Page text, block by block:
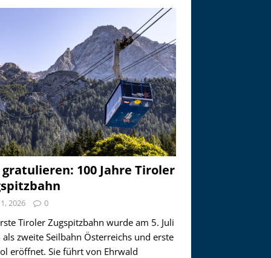
100 Jahre Tiroler
2026 0
Tiroler Zugspitzbahn wurde am 5. Juli
als zweite Seilbahn Österreichs und erste
eröffnet. Sie führt von Ehrwald